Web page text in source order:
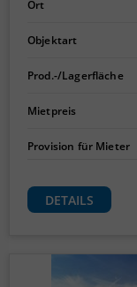
Ort
Objektart
Prod.-/Lagerfläche
Mietpreis
Provision für Mieter
DETAILS